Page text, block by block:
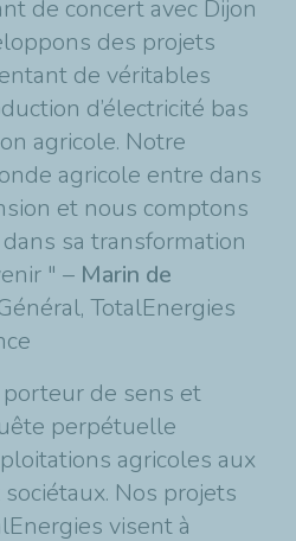
de concert avec Dijon
des projets
de véritables
d’électricité bas
agricole. Notre
agricole entre dans
et nous comptons
sa transformation
" – Marin de
TotalEnergies
de sens et
perpétuelle
agricoles aux
Nos projets
visent à